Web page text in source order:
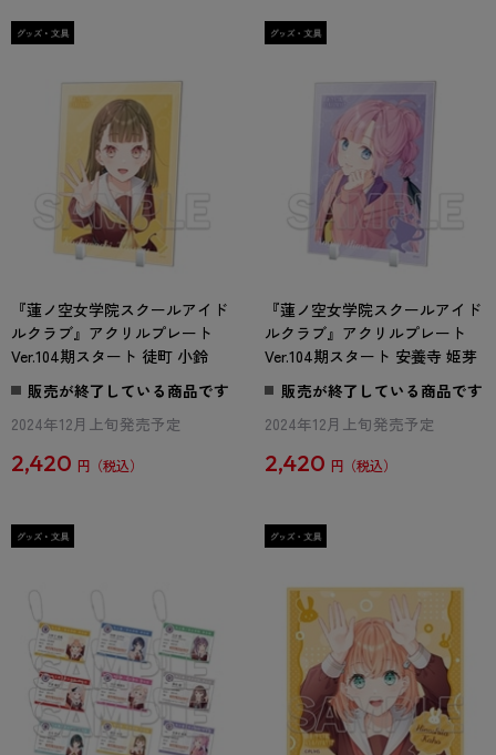
『蓮ノ空女学院スクールアイド
ルクラブ』アクリルプレート
Ver.104期スタート 徒町 小鈴
販売が終了している商品です
2024年12月上旬発売予定
2,420 円
『蓮ノ空女学院スクールアイド
ルクラブ』アクリルプレート
Ver.104期スタート 安養寺 姫芽
販売が終了している商品です
2024年12月上旬発売予定
2,420 円